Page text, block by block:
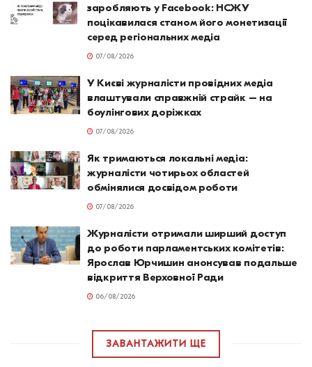
заробляють у Facebook: НСЖУ
поцікавилася станом його монетизації
серед регіональних медіа
07/08/2026
У Києві журналісти провідних медіа
влаштували справжній страйк – на
боулінгових доріжках
07/08/2026
Як тримаються локальні медіа:
журналісти чотирьох областей
обмінялися досвідом роботи
07/08/2026
Журналісти отримали ширший доступ
до роботи парламентських комітетів:
Ярослав Юрчишин анонсував подальше
відкриття Верховної Ради
06/08/2026
ЗАВАНТАЖИТИ ЩЕ